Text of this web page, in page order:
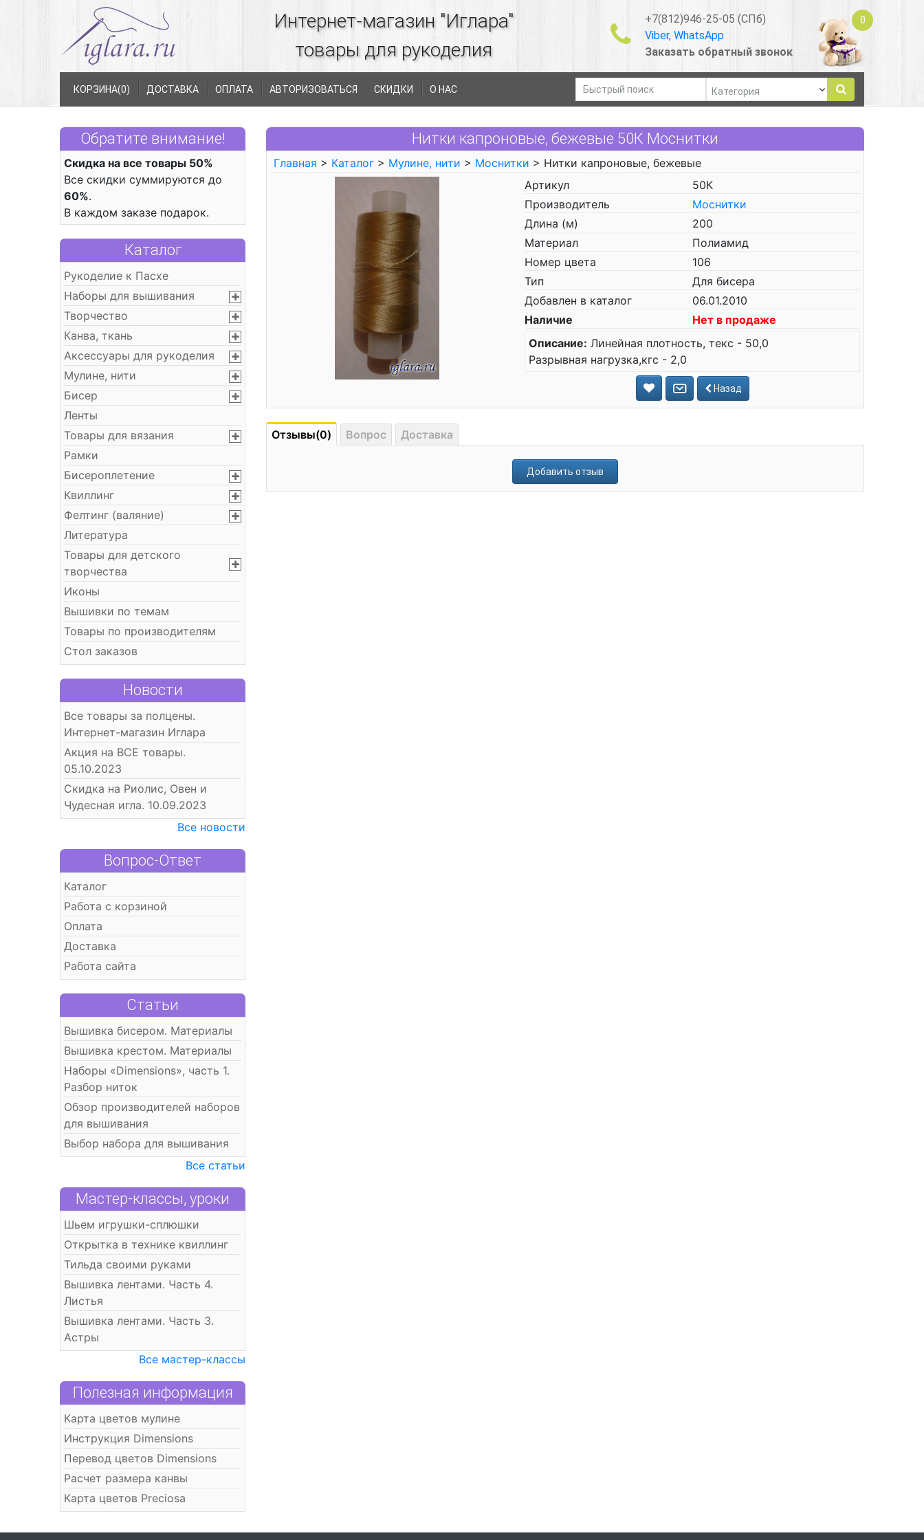
Интернет-магазин "Иглара"
товары для рукоделия
+7(812)946-25-05 (СПб)
Viber, WhatsApp
Заказать обратный звонок
0
КОРЗИНА(0) ДОСТАВКА ОПЛАТА АВТОРИЗОВАТЬСЯ СКИДКИ О НАС
Обратите внимание!
Скидка на все товары 50%
Все скидки суммируются до
60%.
В каждом заказе подарок.
Каталог
Рукоделие к Пасхе
Наборы для вышивания
Творчество
Канва, ткань
Аксессуары для рукоделия
Мулине, нити
Бисер
Ленты
Товары для вязания
Рамки
Бисероплетение
Квиллинг
Фелтинг (валяние)
Литература
Товары для детского
творчества
Иконы
Вышивки по темам
Товары по производителям
Стол заказов
Новости
Все товары за полцены.
Интернет-магазин Иглара
Акция на ВСЕ товары.
05.10.2023
Скидка на Риолис, Овен и
Чудесная игла. 10.09.2023
Все новости
Вопрос-Ответ
Каталог
Работа с корзиной
Оплата
Доставка
Работа сайта
Статьи
Вышивка бисером. Материалы
Вышивка крестом. Материалы
Наборы «Dimensions», часть 1.
Разбор ниток
Обзор производителей наборов
для вышивания
Выбор набора для вышивания
Все статьи
Мастер-классы, уроки
Шьем игрушки-сплюшки
Открытка в технике квиллинг
Тильда своими руками
Вышивка лентами. Часть 4.
Листья
Вышивка лентами. Часть 3.
Астры
Все мастер-классы
Полезная информация
Карта цветов мулине
Инструкция Dimensions
Перевод цветов Dimensions
Расчет размера канвы
Карта цветов Preciosa
Нитки капроновые, бежевые 50К Моснитки
Главная > Каталог > Мулине, нити > Моснитки > Нитки капроновые, бежевые
Артикул
50К
Производитель
Моснитки
Длина (м)
200
Материал
Полиамид
Номер цвета
106
Тип
Для бисера
Добавлен в каталог
06.01.2010
Наличие
Нет в продаже
Описание: Линейная плотность, текс - 50,0
Разрывная нагрузка,кгс - 2,0
Назад
Отзывы(0) Вопрос Доставка
Добавить отзыв